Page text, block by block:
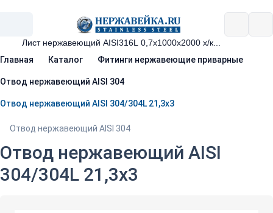
Главная Каталог Фитинги нержавеющие приварные
Отвод нержавеющий AISI 304
Отвод нержавеющий AISI 304/304L 21,3х3
Отвод нержавеющий AISI 304
Отвод нержавеющий AISI
304/304L 21,3х3